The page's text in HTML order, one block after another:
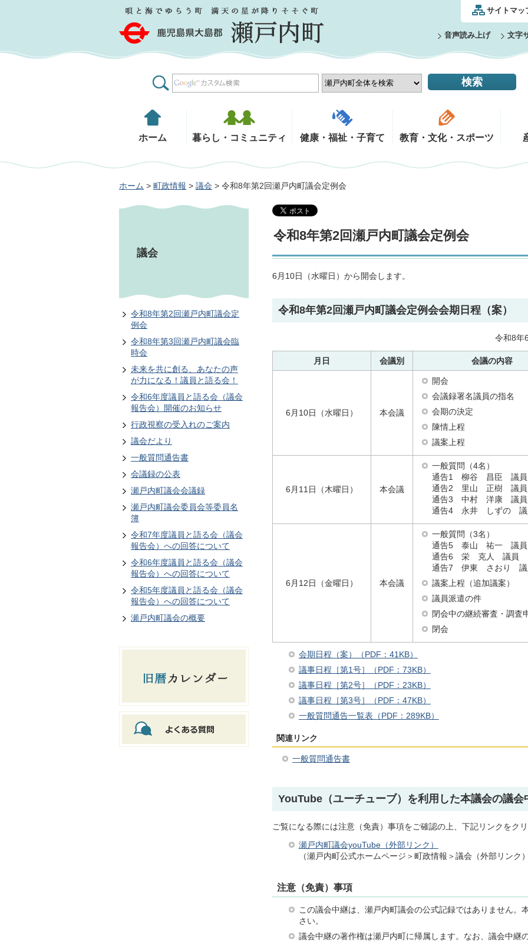
鹿児島県大島郡 瀬戸内町 サイトマッ
音声読み上げ 文字
ホーム 暮らし・コミュニティ 健康・福祉・子育て 教育・文化・スポーツ
ホーム > 町政情報 > 議会 > 令和8年第2回瀬戸内町議会定例会
議会
令和8年第2回瀬戸内町議会定
例会
令和8年第3回瀬戸内町議会臨
時会
未来を共に創る、あなたの声
が力になる！議員と語る会！
令和6年度議員と語る会（議会
報告会）開催のお知らせ
行政視察の受入れのご案内
議会だより
一般質問通告書
会議録の公表
瀬戸内町議会会議録
瀬戸内町議会委員会等委員名
簿
令和7年度議員と語る会（議会
報告会）への回答について
令和6年度議員と語る会（議会
報告会）への回答について
令和5年度議員と語る会（議会
報告会）への回答について
瀬戸内町議会の概要
令和8年第2回瀬戸内町議会定例会
6月10日（水曜日）から開会します。
令和8年第2回瀬戸内町議会定例会会期日程（案）
令和8年
月日 会議別 会議の内容
6月10日（水曜日） 本会議
開会
会議録署名議員の指名
会期の決定
陳情上程
議案上程
6月11日（木曜日） 本会議
一般質問（4名）
通告1 柳谷 昌臣 議員
通告2 里山 正樹 議員
通告3 中村 洋康 議員
通告4 永井 しずの 議
6月12日（金曜日） 本会議
一般質問（3名）
通告5 泰山 祐一 議員
通告6 栄 克人 議員
通告7 伊東 さおり 議
議案上程（追加議案）
議員派遣の件
閉会中の継続審査・調査
閉会
会期日程（案）（PDF：41KB）
議事日程［第1号］（PDF：73KB）
議事日程［第2号］（PDF：23KB）
議事日程［第3号］（PDF：47KB）
一般質問通告一覧表（PDF：289KB）
関連リンク
一般質問通告書
YouTube（ユーチューブ）を利用した本議会の議会
ご覧になる際には注意（免責）事項をご確認の上、下記リンクをク
瀬戸内町議会youTube（外部リンク）
（瀬戸内町公式ホームページ＞町政情報＞議会（外部リンク
注意（免責）事項
この議会中継は、瀬戸内町議会の公式記録ではありません。
さい。
議会中継の著作権は瀬戸内町に帰属します。なお、議会中継